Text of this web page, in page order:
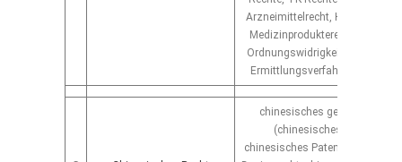
Arzneimittelrecht,
Medizinprodukterecht sowie
Ordnungswidrigkeiten,
Ermittlungsverfahren und vor
chinesisches geistiges
(chinesisches
chinesisches Patentrecht,